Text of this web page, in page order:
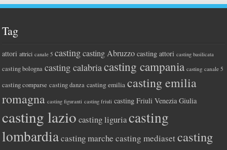
Tag
attori attrici canale 5 casting casting Abruzzo casting attori casting basilicata
casting bologna casting calabriacasting campania casting canale 5
casting comparse casting danza casting emilia casting emilia
romagna casting figuranti casting friuli casting Friuli Venezia Giulia
casting lazio casting liguriacasting
lombardiacasting marche casting mediasetcasting